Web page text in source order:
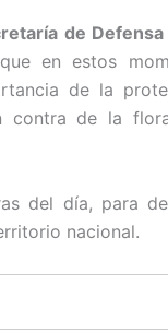
de Defensa
en estos
de la
contra de la
del día, para
nacional.